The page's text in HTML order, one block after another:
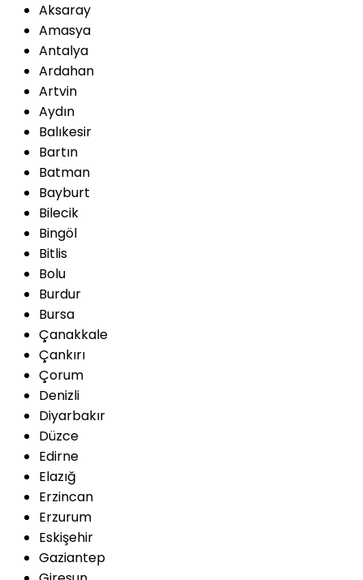
Aksaray
Amasya
Antalya
Ardahan
Artvin
Aydın
Balıkesir
Bartın
Batman
Bayburt
Bilecik
Bingöl
Bitlis
Bolu
Burdur
Bursa
Çanakkale
Çankırı
Çorum
Denizli
Diyarbakır
Düzce
Edirne
Elazığ
Erzincan
Erzurum
Eskişehir
Gaziantep